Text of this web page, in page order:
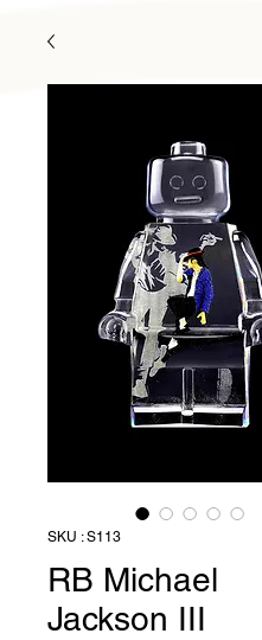
SKU : S113
RB Michael
Jackson III